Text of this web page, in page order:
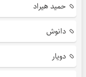
حمید هیراد
دانوش
دویار